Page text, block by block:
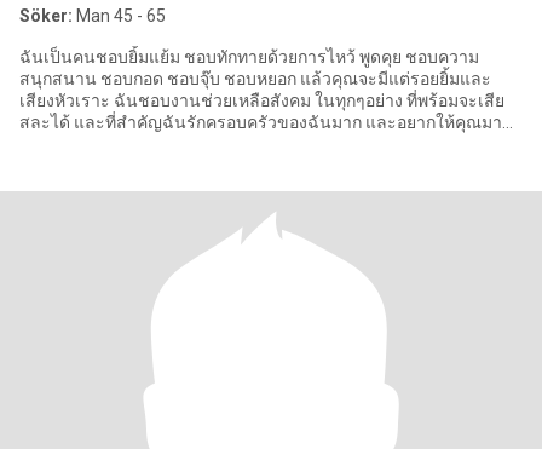
Söker: Man 45 - 65
ฉันเป็นคนชอบยิ้มแย้ม ชอบทักทายด้วยการไหว้ พูดคุย ชอบความ
สนุกสนาน ชอบกอด ชอบจุ๊บ ชอบหยอก แล้วคุณจะมีแต่รอยยิ้มและ
เสียงหัวเราะ ฉันชอบงานช่วยเหลือสังคม ในทุกๆอย่าง ที่พร้อมจะเสีย
สละได้ และที่สำคัญฉันรักครอบครัวของฉันมาก และอยากให้คุณมา